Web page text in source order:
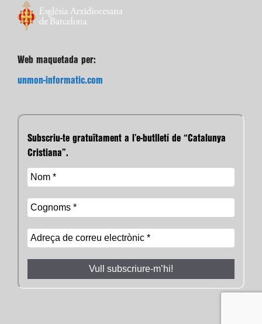
Web maquetada per:
unmon-informatic.com
Subscriu-te gratuïtament a l’e-butlletí de “Catalunya
Cristiana”.